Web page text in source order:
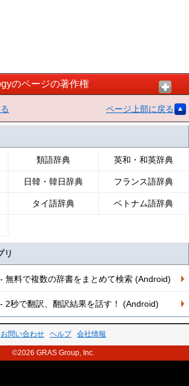
のページの著作権
ページ上部に戻る
類語辞典 英和・和英辞典
日韓・韓日辞典 フランス語辞典
タイ語辞典 ベトナム語辞典
リ
無料で複数の辞書をまとめて検索 (Android)
2秒で翻訳、翻訳結果を話す！ (Android)
お問い合わせ ヘルプ 会社情報
©2026 GRAS Group, Inc.